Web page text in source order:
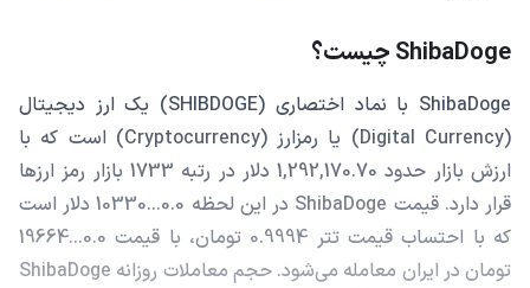
ShibaDoge چیست؟
ShibaDoge با نماد اختصاری (SHIBDOGE) یک ارز دیجیتال
(Digital Currency) یا رمزارز (Cryptocurrency) است که با
ارزش بازار حدود 1,292,170.70 دلار در رتبه 1733 بازار رمز ارزها
قرار دارد. قیمت ShibaDoge در این لحظه 0.0...10330 دلار است
که با احتساب قیمت تتر 0.9994 تومان، با قیمت 0.0...19664
تومان در ایران معامله می‌شود. حجم معاملات روزانه ShibaDoge